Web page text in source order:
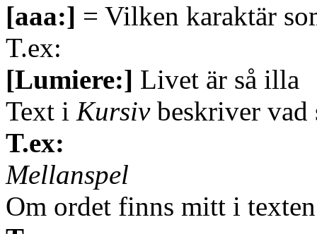
[aaa:] = Vilken karaktär
T.ex:
[Lumiere:] Livet är så illa
Text i Kursivbeskriver vad
T.ex:
Mellanspel
Om ordet finns mitt i